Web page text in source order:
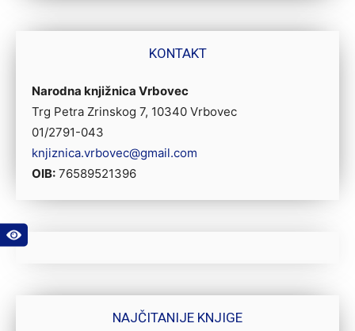
KONTAKT
Narodna knjižnica Vrbovec
Trg Petra Zrinskog 7, 10340 Vrbovec
01/2791-043
knjiznica.vrbovec@gmail.com
OIB: 76589521396
NAJČITANIJE KNJIGE